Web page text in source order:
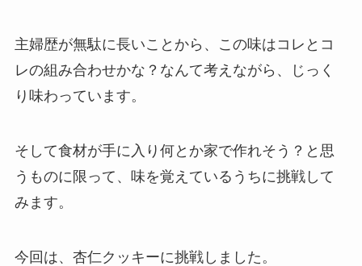
主婦歴が無駄に長いことから、この味はコレとコ
レの組み合わせかな？なんて考えながら、じっく
り味わっています。
そして食材が手に入り何とか家で作れそう？と思
うものに限って、味を覚えているうちに挑戦して
みます。
今回は、杏仁クッキーに挑戦しました。